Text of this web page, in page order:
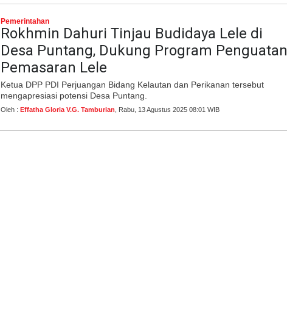
Pemerintahan
Rokhmin Dahuri Tinjau Budidaya Lele di
Desa Puntang, Dukung Program Penguatan
Pemasaran Lele
Ketua DPP PDI Perjuangan Bidang Kelautan dan Perikanan tersebut
mengapresiasi potensi Desa Puntang.
Oleh : Effatha Gloria V.G. Tamburian , Rabu, 13 Agustus 2025 08:01 WIB